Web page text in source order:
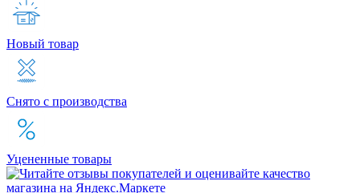
Новый товар
Снято с производства
Уцененные товары